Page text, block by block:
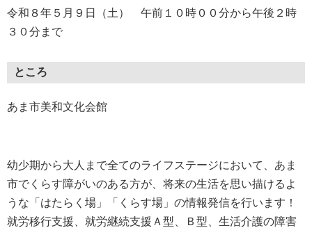
令和８年５月９日（土） 午前１０時００分から午後２時
３０分まで
ところ
あま市美和文化会館
幼少期から大人まで全てのライフステージにおいて、あま
市でくらす障がいのある方が、将来の生活を思い描けるよ
うな「はたらく場」「くらす場」の情報発信を行います！
就労移行支援、就労継続支援Ａ型、Ｂ型、生活介護の障害